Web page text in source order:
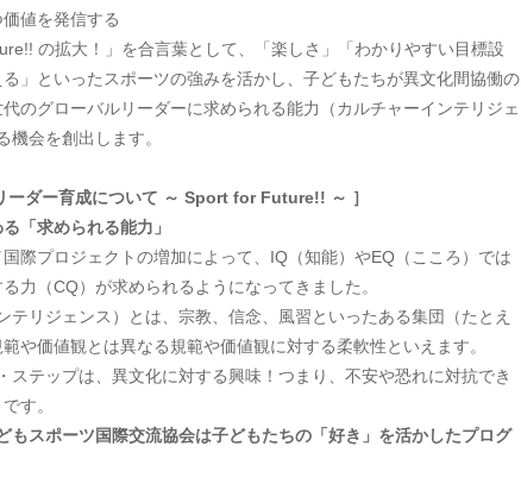
価値を発信する
の拡大！」を合言葉として、「楽しさ」「わかりやすい目標設
」といったスポーツの強みを活かし、子どもたちが異文化間協働の
のグローバルリーダーに求められる能力（カルチャーインテリジェ
機会を創出します。
ーダー育成について ～ Sport for Future!! ～ ］
「求められる能力」
際プロジェクトの増加によって、IQ（知能）やEQ（こころ）では
力（CQ）が求められるようになってきました。
テリジェンス）とは、宗教、信念、風習といったある集団（たとえ
や価値観とは異なる規範や価値観に対する柔軟性といえます。
ステップは、異文化に対する興味！つまり、不安や恐れに対抗でき
す。
もスポーツ国際交流協会は子どもたちの「好き」を活かしたプログ